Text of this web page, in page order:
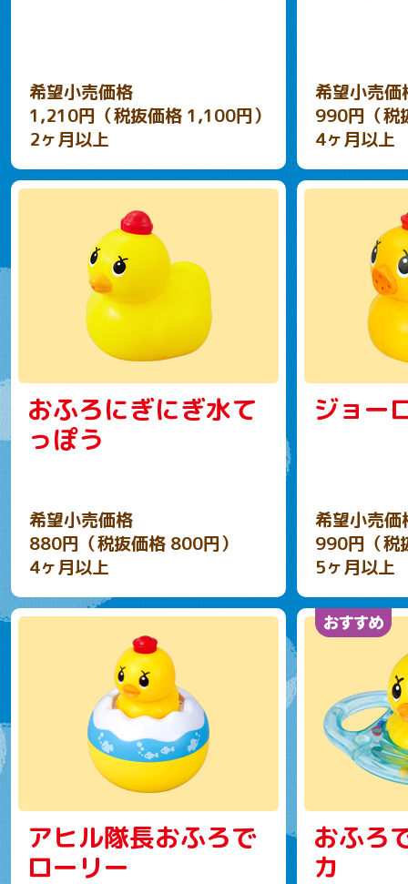
希望小売価格
1,210円（税抜価格 1,100円）
2ヶ月以上
希望小売価
990円（税
4ヶ月以上
おふろにぎにぎ水て
っぽう
希望小売価格
880円（税抜価格 800円）
4ヶ月以上
ジョー
希望小売価
990円（税
5ヶ月以上
アヒル隊長おふろで
ローリー
おふろ
カ